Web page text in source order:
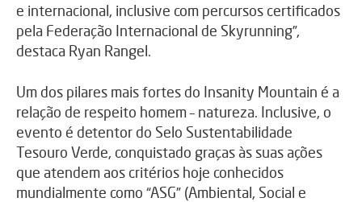
e internacional, inclusive com percursos certificados
pela Federação Internacional de Skyrunning”,
destaca Ryan Rangel.
Um dos pilares mais fortes do Insanity Mountain é a
relação de respeito homem – natureza. Inclusive, o
evento é detentor do Selo Sustentabilidade
Tesouro Verde, conquistado graças às suas ações
que atendem aos critérios hoje conhecidos
mundialmente como “ASG” (Ambiental, Social e